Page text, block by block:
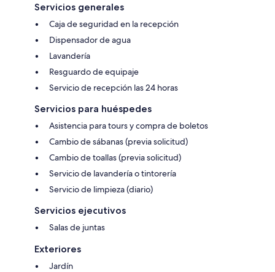
Servicios generales
Caja de seguridad en la recepción
Dispensador de agua
Lavandería
Resguardo de equipaje
Servicio de recepción las 24 horas
Servicios para huéspedes
Asistencia para tours y compra de boletos
Cambio de sábanas (previa solicitud)
Cambio de toallas (previa solicitud)
Servicio de lavandería o tintorería
Servicio de limpieza (diario)
Servicios ejecutivos
Salas de juntas
Exteriores
Jardín